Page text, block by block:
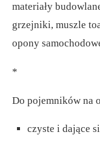
materiały
grzejniki, muszle
opony
*
Do pojemników na
czyste i dające